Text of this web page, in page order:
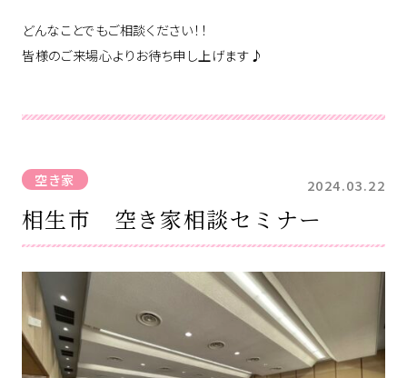
どんなことでもご相談ください！！
皆様のご来場心よりお待ち申し上げます♪
空き家 2024.03.22
相生市 空き家相談セミナー